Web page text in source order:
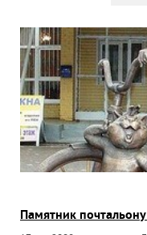
Памятник